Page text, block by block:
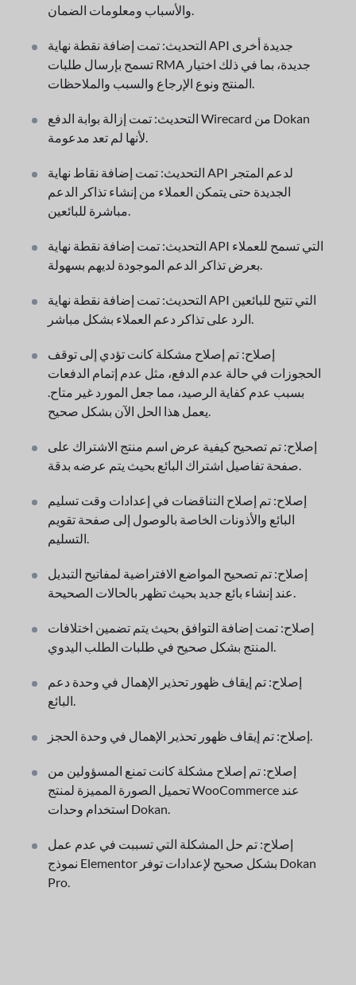
والأسباب ومعلومات الضمان.
التحديث: تمت إضافة نقطة نهاية API جديدة أخرى
تسمح بإرسال طلبات RMA جديدة، بما في ذلك اختيار
المنتج ونوع الإرجاع والسبب والملاحظات.
التحديث: تمت إزالة بوابة الدفع Wirecard من Dokan
لأنها لم تعد مدعومة.
التحديث: تمت إضافة نقاط نهاية API لدعم المتجر
الجديدة حتى يتمكن العملاء من إنشاء تذاكر الدعم
مباشرة للبائعين.
التحديث: تمت إضافة نقطة نهاية API التي تسمح للعملاء
بعرض تذاكر الدعم الموجودة لديهم بسهولة.
التحديث: تمت إضافة نقطة نهاية API التي تتيح للبائعين
الرد على تذاكر دعم العملاء بشكل مباشر.
إصلاح: تم إصلاح مشكلة كانت تؤدي إلى توقف
الحجوزات في حالة عدم الدفع، مثل عدم إتمام الدفعات
بسبب عدم كفاية الرصيد، مما جعل المورد غير متاح.
يعمل هذا الحل الآن بشكل صحيح.
إصلاح: تم تصحيح كيفية عرض اسم منتج الاشتراك على
صفحة تفاصيل اشتراك البائع بحيث يتم عرضه بدقة.
إصلاح: تم إصلاح التناقضات في إعدادات وقت تسليم
البائع والأذونات الخاصة بالوصول إلى صفحة تقويم
التسليم.
إصلاح: تم تصحيح المواضع الافتراضية لمفاتيح التبديل
عند إنشاء بائع جديد بحيث تظهر بالحالات الصحيحة.
إصلاح: تمت إضافة التوافق بحيث يتم تضمين اختلافات
المنتج بشكل صحيح في طلبات الطلب اليدوي.
إصلاح: تم إيقاف ظهور تحذير الإهمال في وحدة دعم
البائع.
إصلاح: تم إيقاف ظهور تحذير الإهمال في وحدة الحجز.
إصلاح: تم إصلاح مشكلة كانت تمنع المسؤولين من
تحميل الصورة المميزة لمنتج WooCommerce عند
استخدام وحدات Dokan.
إصلاح: تم حل المشكلة التي تسببت في عدم عمل
نموذج Elementor بشكل صحيح لإعدادات توفر Dokan
Pro.